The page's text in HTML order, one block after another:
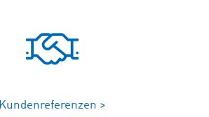
Kundenreferenzen >